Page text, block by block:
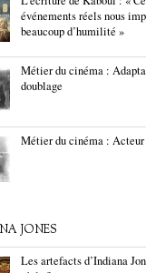
événements réels nous
beaucoup d’humilité »
Métier du cinéma :
doublage
Métier du cinéma : Acteur
JONES
Les artefacts d’Indiana